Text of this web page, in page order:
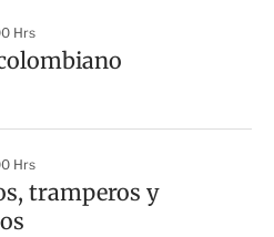
Hrs
Hrs
tramperos y